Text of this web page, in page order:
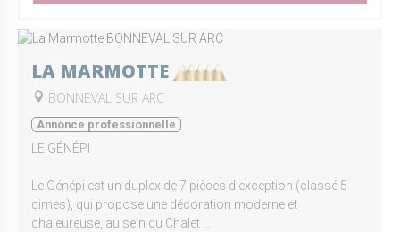
LA MARMOTTE
BONNEVAL SUR ARC
Annonce professionnelle
LE GÉNÉPI
Le Génépi est un duplex de 7 pièces d’exception (classé 5
cimes), qui propose une décoration moderne et
chaleureuse, au sein du Chalet ...